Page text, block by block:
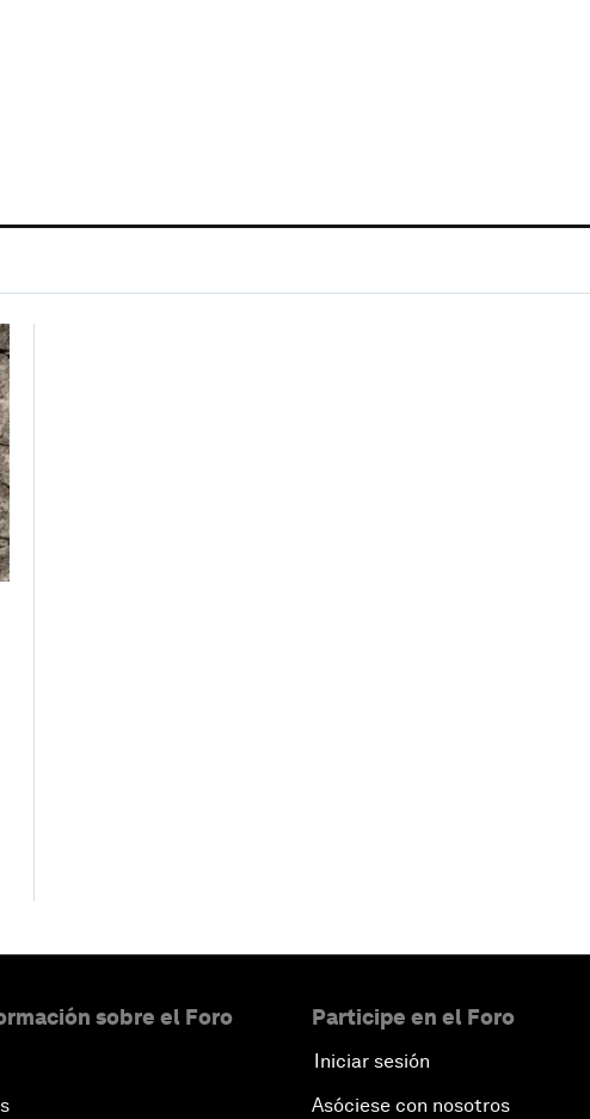
sobre el Foro Participe en el Foro
Iniciar sesión
Asóciese con nosotros